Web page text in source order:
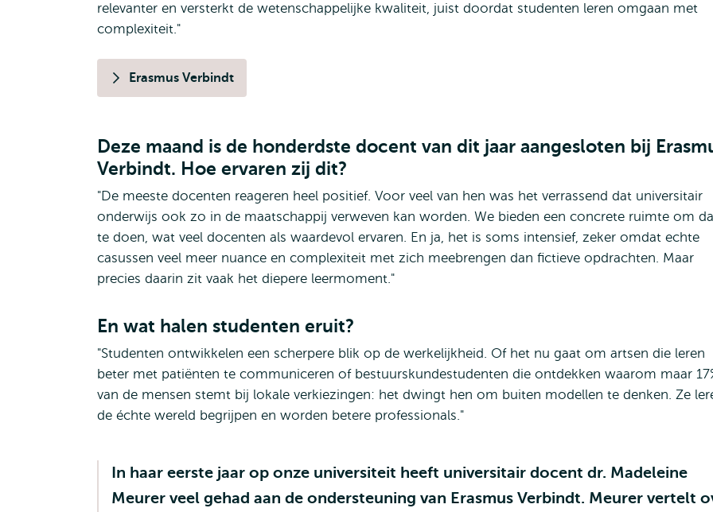
relevanter en versterkt de wetenschappelijke kwaliteit, juist doordat studenten leren omgaan met
complexiteit."
Erasmus Verbindt
Deze maand is de honderdste docent van dit jaar aangesloten bij
Verbindt. Hoe ervaren zij dit?
"De meeste docenten reageren heel positief. Voor veel van hen was het verrassend dat universitair
onderwijs ook zo in de maatschappij verweven kan worden. We bieden een concrete ruimte om
te doen, wat veel docenten als waardevol ervaren. En ja, het is soms intensief, zeker omdat echte
casussen veel meer nuance en complexiteit met zich meebrengen dan fictieve opdrachten. Maar
precies daarin zit vaak het diepere leermoment."
En wat halen studenten eruit?
"Studenten ontwikkelen een scherpere blik op de werkelijkheid. Of het nu gaat om artsen die leren
beter met patiënten te communiceren of bestuurskundestudenten die ontdekken waarom maar
van de mensen stemt bij lokale verkiezingen: het dwingt hen om buiten modellen te denken. Ze
de échte wereld begrijpen en worden betere professionals."
In haar eerste jaar op onze universiteit heeft universitair docent dr. Madeleine
Meurer veel gehad aan de ondersteuning van Erasmus Verbindt. Meurer vertelt